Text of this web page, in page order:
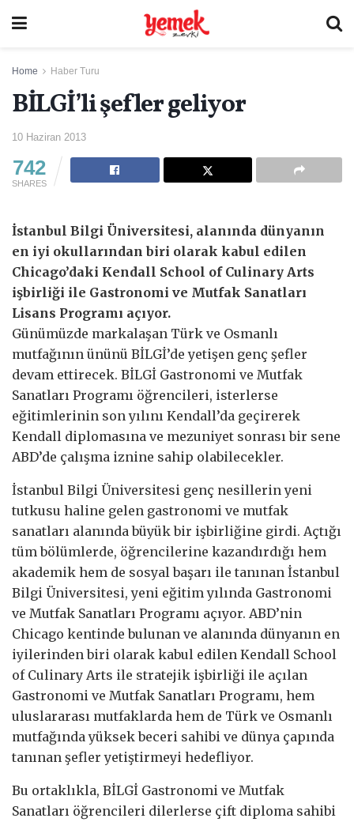
Home Haber Turu
BİLGİ’li şefler geliyor
10 Haziran 2013
742
SHARES
İstanbul Bilgi Üniversitesi, alanında dünyanın
en iyi okullarından biri olarak kabul edilen
Chicago’daki Kendall School of Culinary Arts
işbirliği ile Gastronomi ve Mutfak Sanatları
Lisans Programı açıyor.
Günümüzde markalaşan Türk ve Osmanlı
mutfağının ününü BİLGİ’de yetişen genç şefler
devam ettirecek. BİLGİ Gastronomi ve Mutfak
Sanatları Programı öğrencileri, isterlerse
eğitimlerinin son yılını Kendall’da geçirerek
Kendall diplomasına ve mezuniyet sonrası bir sene
ABD’de çalışma iznine sahip olabilecekler.
İstanbul Bilgi Üniversitesi genç nesillerin yeni
tutkusu haline gelen gastronomi ve mutfak
sanatları alanında büyük bir işbirliğine girdi. Açtığı
tüm bölümlerde, öğrencilerine kazandırdığı hem
akademik hem de sosyal başarı ile tanınan İstanbul
Bilgi Üniversitesi, yeni eğitim yılında Gastronomi
ve Mutfak Sanatları Programı açıyor. ABD’nin
Chicago kentinde bulunan ve alanında dünyanın en
iyilerinden biri olarak kabul edilen Kendall School
of Culinary Arts ile stratejik işbirliği ile açılan
Gastronomi ve Mutfak Sanatları Programı, hem
uluslararası mutfaklarda hem de Türk ve Osmanlı
mutfağında yüksek beceri sahibi ve dünya çapında
tanınan şefler yetiştirmeyi hedefliyor.
Bu ortaklıkla, BİLGİ Gastronomi ve Mutfak
Sanatları öğrencileri dilerlerse çift diploma sahibi